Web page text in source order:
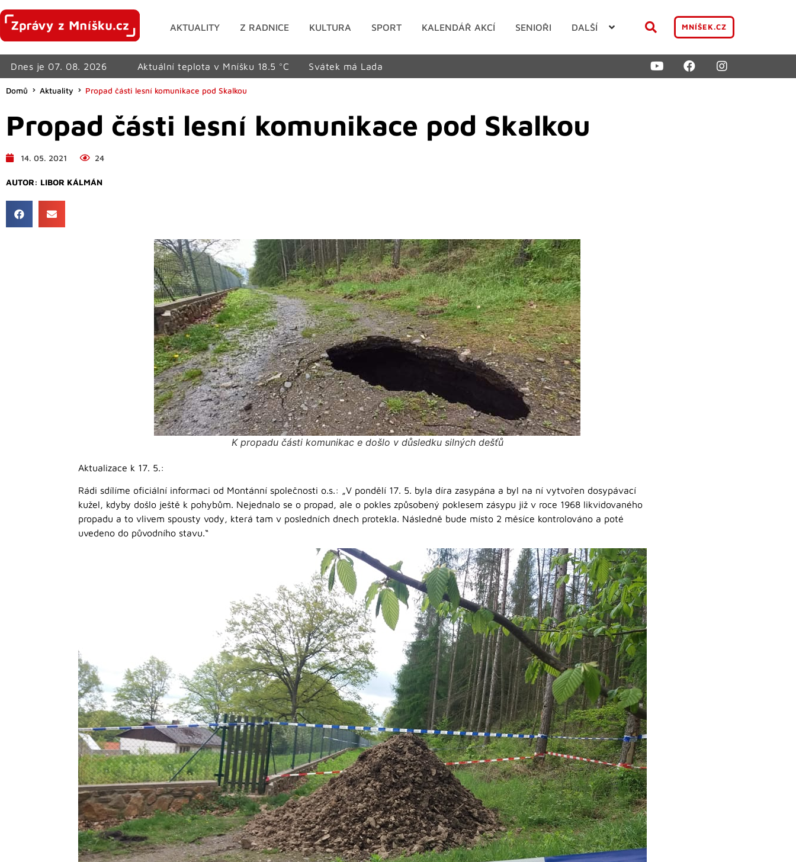
AKTUALITY Z RADNICE KULTURA SPORT KALENDÁŘ AKCÍ SENIOŘI DALŠÍ MNÍŠEK.CZ
Dnes je 07. 08. 2026 Aktuální teplota v Mníšku 18.5 °C Svátek má Lada
Domů Aktuality Propad části lesní komunikace pod Skalkou
Propad části lesní komunikace pod Skalkou
14. 05. 2021 24
AUTOR: LIBOR KÁLMÁN
K propadu části komunikac e došlo v důsledku silných dešťů
Aktualizace k 17. 5.:
Rádi sdílíme oficiální informaci od Montánní společnosti o.s.: „V pondělí 17. 5. byla díra zasypána a byl na ní vytvořen dosypávací
kužel, kdyby došlo ještě k pohybům. Nejednalo se o propad, ale o pokles způsobený poklesem zásypu již v roce 1968 likvidovaného
propadu a to vlivem spousty vody, která tam v posledních dnech protekla. Následně bude místo 2 měsíce kontrolováno a poté
uvedeno do původního stavu.“